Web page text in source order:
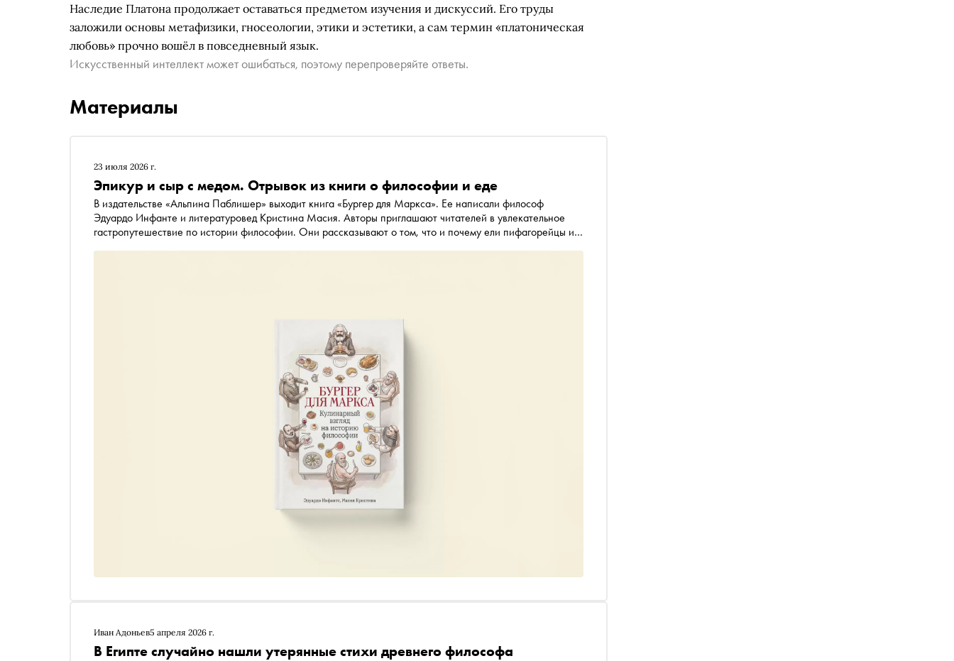
Наследие Платона продолжает оставаться предметом изучения и дискуссий. Его труды
заложили основы метафизики, гносеологии, этики и эстетики, а сам термин «платоническая
любовь» прочно вошёл в повседневный язык.
Искусственный интеллект может ошибаться, поэтому перепроверяйте ответы.
Материалы
23 июля 2026 г.
Эпикур и сыр с медом. Отрывок из книги о философии и еде
В издательстве «Альпина Паблишер» выходит книга «Бургер для Маркса». Ее написали философ
Эдуардо Инфанте и литературовед Кристина Масия. Авторы приглашают читателей в увлекательное
гастропутешествие по истории философии. Они рассказывают о том, что и почему ели пифагорейцы и
Иван Адоньев5 апреля 2026 г.
В Египте случайно нашли утерянные стихи древнего философа